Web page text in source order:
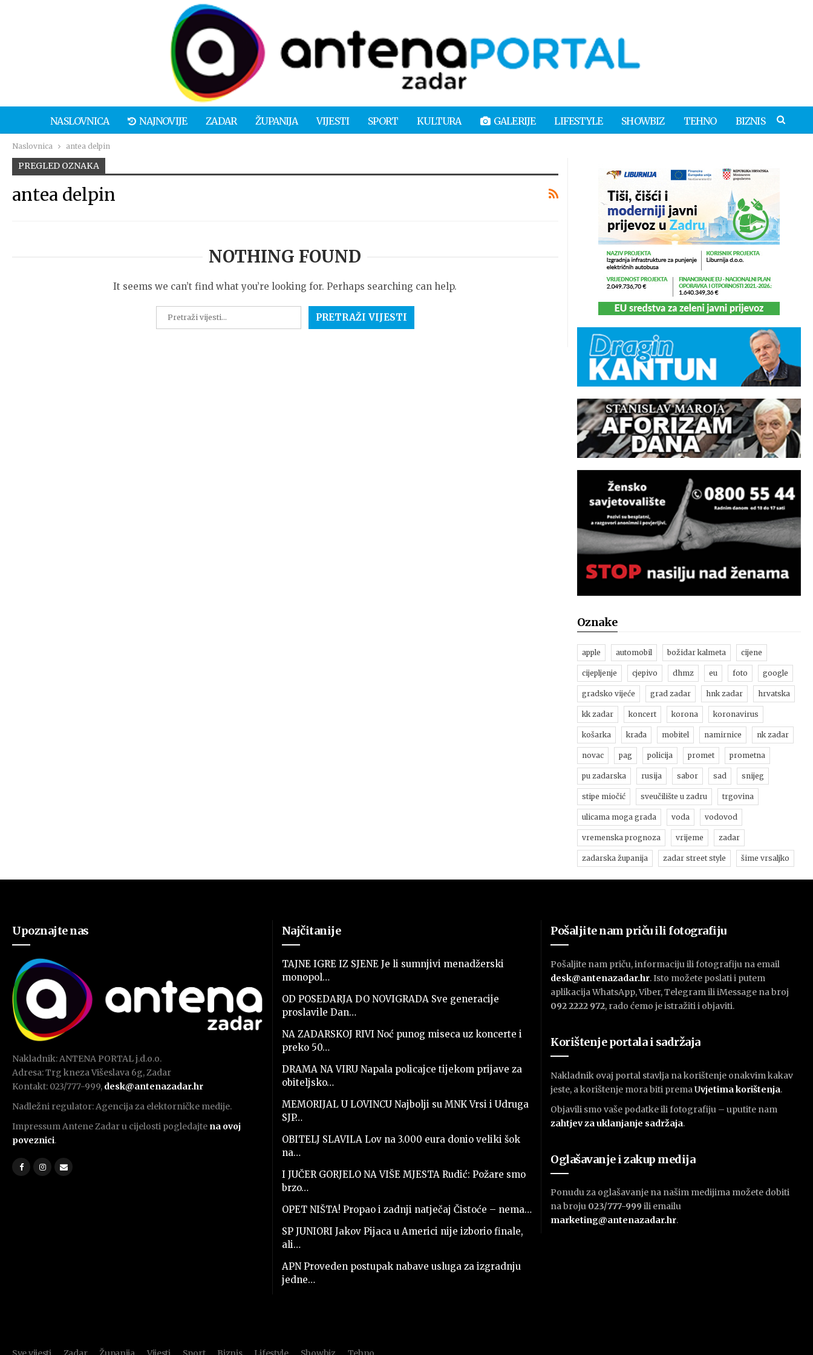
NASLOVNICA NAJNOVIJE ZADAR ŽUPANIJA VIJESTI SPORT KULTURA GALERIJE LIFESTYLE SHOWBIZ TEHNO BIZNIS
Naslovnica antea delpin
PREGLED OZNAKA
antea delpin
NOTHING FOUND
It seems we can’t find what you’re looking for. Perhaps searching can help.
Oznake
apple automobil božidar kalmeta cijene
cijepljenje cjepivo dhmz eu foto google
gradsko vijeće grad zadar hnk zadar hrvatska
kk zadar koncert korona koronavirus
košarka krađa mobitel namirnice nk zadar
novac pag policija promet prometna
pu zadarska rusija sabor sad snijeg
stipe miočić sveučilište u zadru trgovina
ulicama moga grada voda vodovod
vremenska prognoza vrijeme zadar
zadarska županija zadar street style šime vrsaljko
Upoznajte nas
Nakladnik: ANTENA PORTAL j.d.o.o.
Adresa: Trg kneza Višeslava 6g, Zadar
Kontakt: 023/777-999, desk@antenazadar.hr
Nadležni regulator: Agencija za elektorničke medije.
Impressum Antene Zadar u cijelosti pogledajte na ovoj
poveznici.
Najčitanije
TAJNE IGRE IZ SJENE Je li sumnjivi menadžerski
monopol…
OD POSEDARJA DO NOVIGRADA Sve generacije
proslavile Dan…
NA ZADARSKOJ RIVI Noć punog miseca uz koncerte i
preko 50…
DRAMA NA VIRU Napala policajce tijekom prijave za
obiteljsko…
MEMORIJAL U LOVINCU Najbolji su MNK Vrsi i Udruga
SJP…
OBITELJ SLAVILA Lov na 3.000 eura donio veliki šok
na…
I JUČER GORJELO NA VIŠE MJESTA Rudić: Požare smo
brzo…
OPET NIŠTA! Propao i zadnji natječaj Čistoće – nema…
SP JUNIORI Jakov Pijaca u Americi nije izborio finale,
ali…
APN Proveden postupak nabave usluga za izgradnju
jedne…
Pošaljite nam priču ili fotografiju
Pošaljite nam priču, informaciju ili fotografiju na email
desk@antenazadar.hr. Isto možete poslati i putem
aplikacija WhatsApp, Viber, Telegram ili iMessage na broj
092 2222 972, rado ćemo je istražiti i objaviti.
Korištenje portala i sadržaja
Nakladnik ovaj portal stavlja na korištenje onakvim kakav
jeste, a korištenje mora biti premaUvjetima korištenja.
Objavili smo vaše podatke ili fotografiju – uputite nam
zahtjev za uklanjanje sadržaja.
Oglašavanje i zakup medija
Ponudu za oglašavanje na našim medijima možete dobiti
na broju 023/777-999 ili emailu
marketing@antenazadar.hr.